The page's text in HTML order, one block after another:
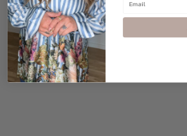
900,00kr.540,00